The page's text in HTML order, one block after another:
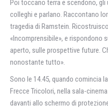
Poi toccano terra e scendono,
colleghi e parlano. Raccontano
tragedia di Ramstein.
«Incomprensibile», e rispondono
aperto, sulle prospettive future.
nonostante tutto».
Sono le 14.45, quando comincia
Frecce Tricolori, nella sala-
davanti allo schermo di